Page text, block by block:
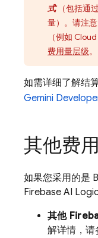
式（包括通
量）。请注
（例如
费用量层级。
如需详细了解结
Gemini
其他费
如果您采用的是
Firebase AI
其他
解详情，请